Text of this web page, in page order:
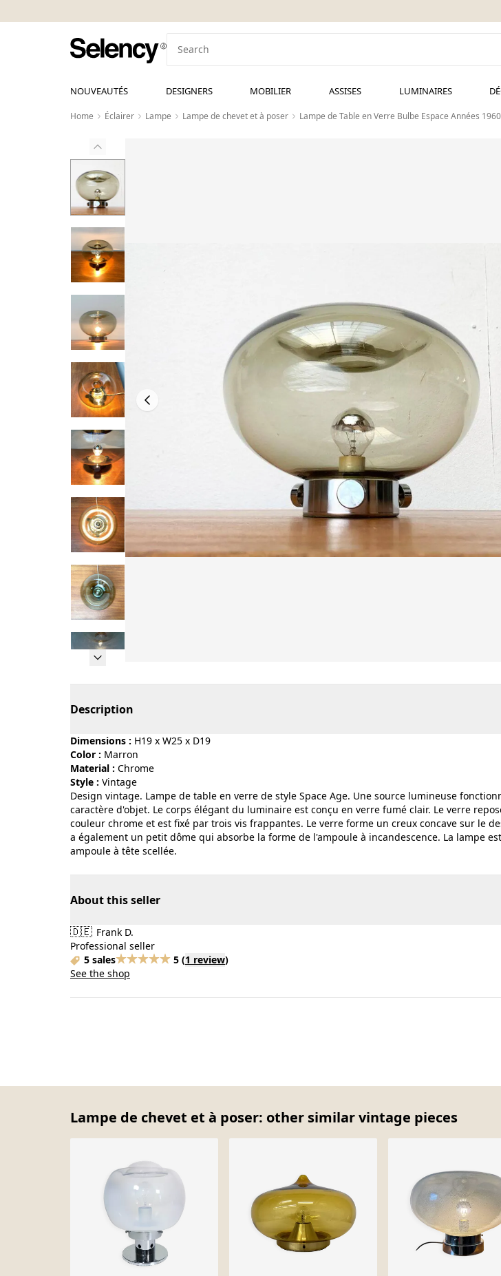
NOUVEAUTÉS DESIGNERS MOBILIER ASSISES LUMINAIRES
Home Éclairer Lampe Lampe de chevet et à poser Lampe de Table en Verre Bulbe Espace Années
Description
Dimensions : H19 x W25 x D19
Color :
marron
Material :
chrome
Style :
vintage
Design vintage. Lampe de table en verre de style Space Age. Une source lumineuse
caractère d'objet. Le corps élégant du luminaire est conçu en verre fumé clair. Le verre
couleur chrome et est fixé par trois vis frappantes. Le verre forme un creux concave sur le
a également un petit dôme qui absorbe la forme de l'ampoule à incandescence. La lampe
ampoule à tête scellée.
About this seller
🇩🇪 Frank D.
Professional seller
5 sales
5 (1 review)
See the shop
Lampe de chevet et à poser: other similar vintage pieces